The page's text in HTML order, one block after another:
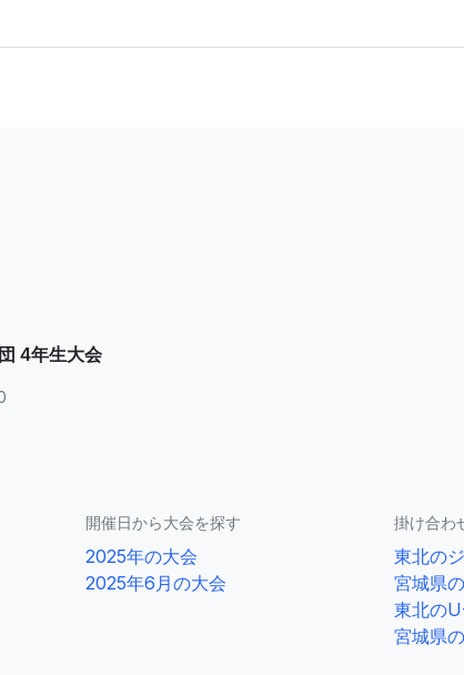
4年生大会
開催日から大会を探す
2025年の大会
2025年6月の大会
掛け合わ
東北の
宮城県
東北の
宮城県